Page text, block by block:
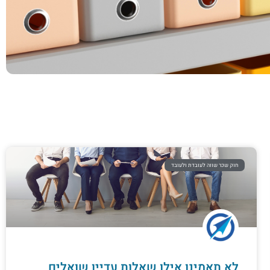
חוק שכר שווה לעובדת ולעובד